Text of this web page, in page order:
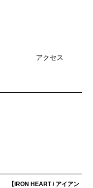
アクセス
【IRON HEART / アイアン